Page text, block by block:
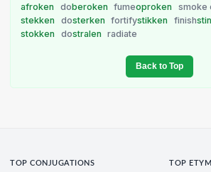
afroken doberoken fumeoproken smoke
stekken
dosterken fortifystikken finish
stokken
dostralen radiate
Back to Top
TOP CONJUGATIONS TOP